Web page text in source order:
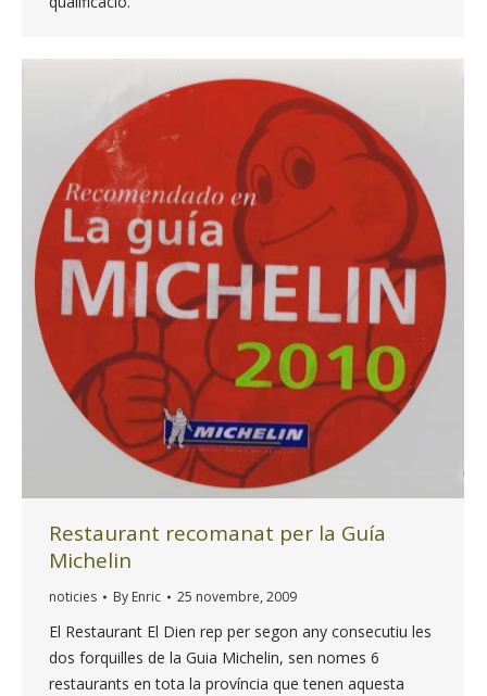
Restaurant recomanat per la Guía
Michelin
noticies By Enric 25 novembre, 2009
El Restaurant El Dien rep per segon any consecutiu les
dos forquilles de la Guia Michelin, sen nomes 6
restaurants en tota la província que tenen aquesta